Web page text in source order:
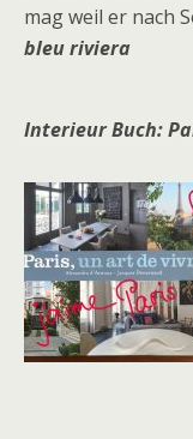
mag weil er nach
bleu riviera
Interieur Buch: